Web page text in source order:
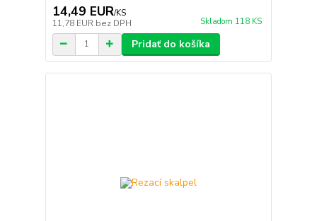
14,49 EUR/KS
11,78 EUR bez DPH Skladom 118 KS
Pridať do košíka